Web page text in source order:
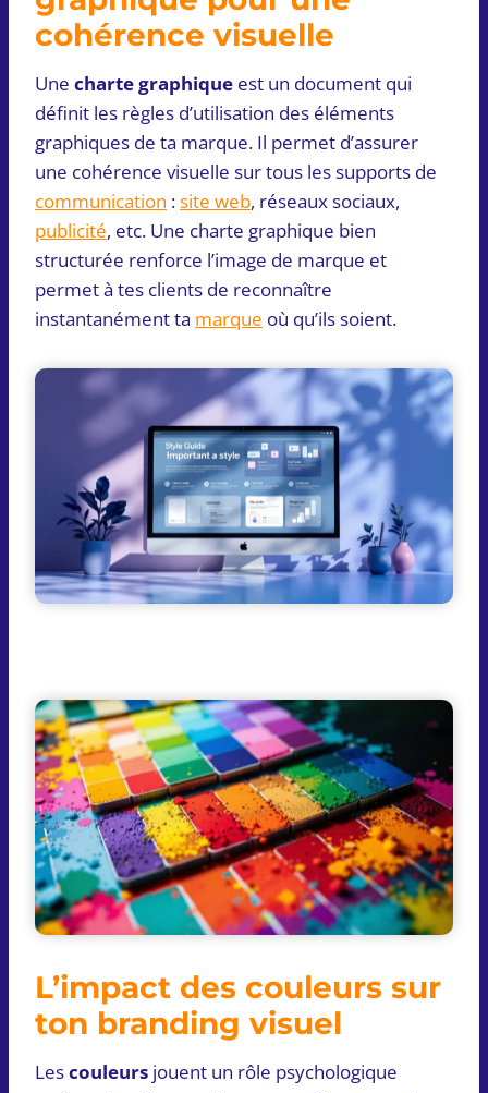
cohérence visuelle
Une charte graphique est un document qui
définit les règles d’utilisation des éléments
graphiques de ta marque. Il permet d’assurer
une cohérence visuelle sur tous les supports de
communication :site web, réseaux sociaux,
publicité, etc. Une charte graphique bien
structurée renforce l’image de marque et
permet à tes clients de reconnaître
instantanément ta marque où qu’ils soient.
L’impact des couleurs sur
ton branding visuel
Lescouleurs jouent un rôle psychologique